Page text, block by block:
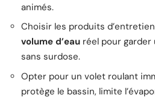
animés.
Choisir les produits
volume d’eau réel pour garder
sans surdose.
Opter pour un volet roulant
protège le bassin, limite